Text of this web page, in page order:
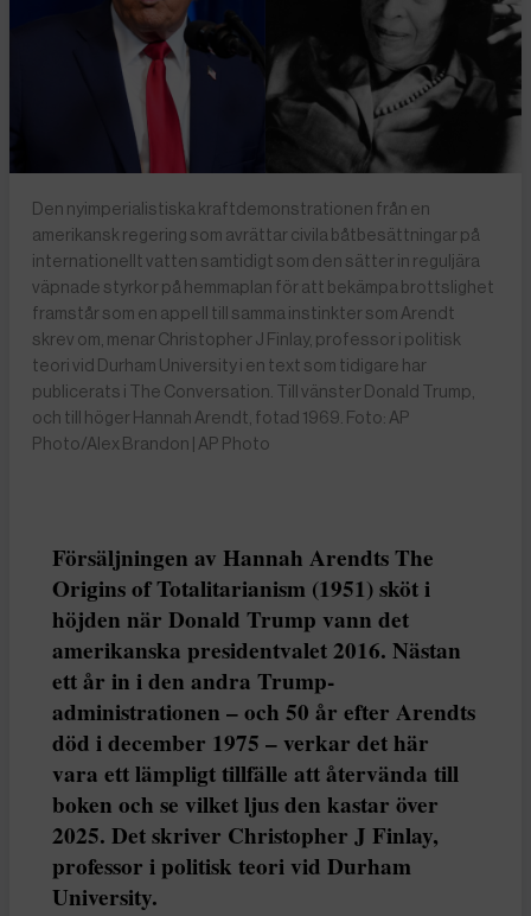
Den nyimperialistiska kraftdemonstrationen från en
amerikansk regering som avrättar civila båtbesättningar på
internationellt vatten samtidigt som den sätter in reguljära
väpnade styrkor på hemmaplan för att bekämpa brottslighet
framstår som en appell till samma instinkter som Arendt
skrev om, menar Christopher J Finlay, professor i politisk
teori vid Durham University i en text som tidigare har
publicerats i The Conversation. Till vänster Donald Trump,
och till höger Hannah Arendt, fotad 1969. Foto: AP
Photo/Alex Brandon | AP Photo
Försäljningen av Hannah Arendts The
Origins of Totalitarianism (1951) sköt i
höjden när Donald Trump vann det
amerikanska presidentvalet 2016. Nästan
ett år in i den andra Trump-
administrationen – och 50 år efter Arendts
död i december 1975 – verkar det här
vara ett lämpligt tillfälle att återvända till
boken och se vilket ljus den kastar över
2025. Det skriver Christopher J Finlay,
professor i politisk teori vid Durham
University.